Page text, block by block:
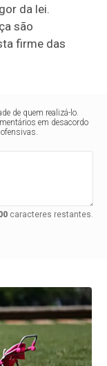
da lei.
são
firme das
de quem realizá-lo.
em desacordo
caracteres restantes.